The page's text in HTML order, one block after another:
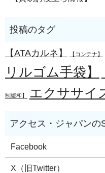
【ATAカルネ】 【コンテナ】
リルゴム手袋】
制緩和】 エクササイ
Facebook
X（旧Twitter）